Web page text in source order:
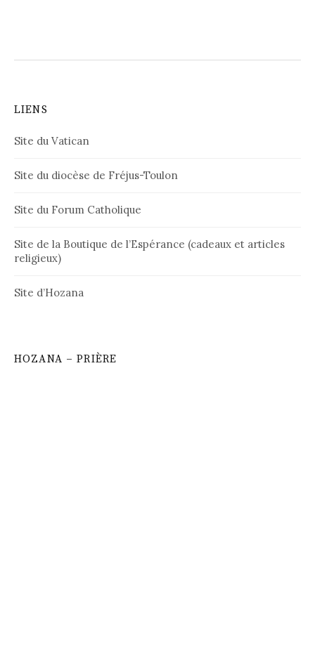
LIENS
Site du Vatican
Site du diocèse de Fréjus-Toulon
Site du Forum Catholique
Site de la Boutique de l’Espérance (cadeaux et articles
religieux)
Site d’Hozana
HOZANA – PRIÈRE